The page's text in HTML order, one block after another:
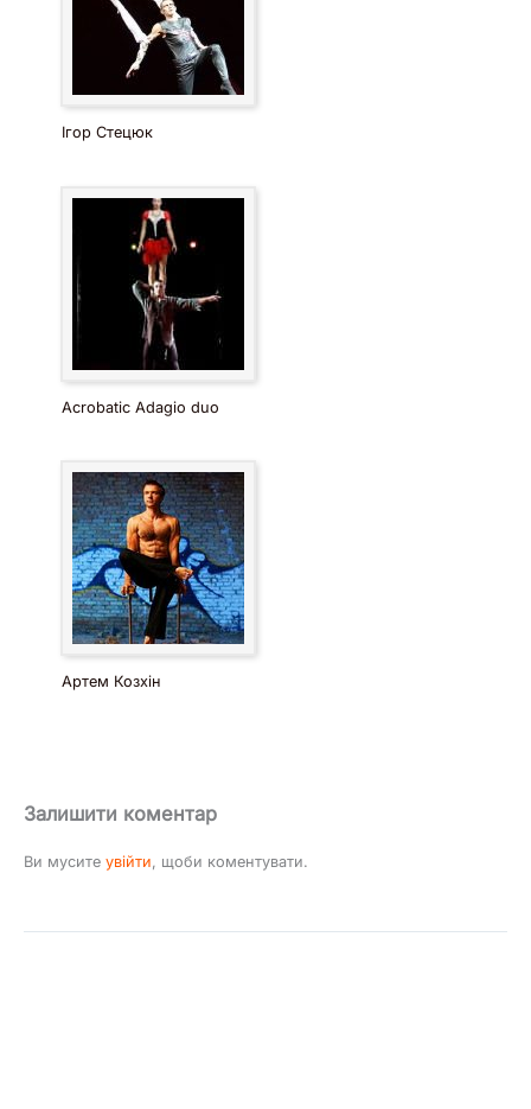
Ігор Стецюк
Acrobatic Adagio duo
Артем Козхін
Залишити коментар
Ви мусите увійти, щоби коментувати.